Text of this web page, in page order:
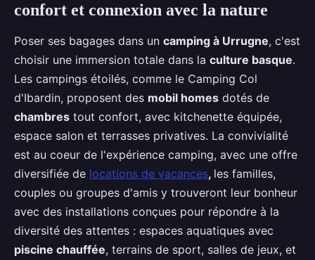
confort et connexion avec la nature
Poser ses bagages dans un camping à Urrugne, c'est
choisir une immersion totale dans la culture basque.
Les campings étoilés, comme le Camping Col
d'Ibardin, proposent des mobil homes dotés de
chambres tout confort, avec kitchenette équipée,
espace salon et terrasses privatives. La convivialité
est au coeur de l'expérience camping, avec une offre
diversifiée de locations de vacances, les familles,
couples ou groupes d'amis y trouveront leur bonheur
avec des installations conçues pour répondre à la
diversité des attentes : espaces aquatiques avec
piscine chauffée, terrains de sport, salles de jeux, et